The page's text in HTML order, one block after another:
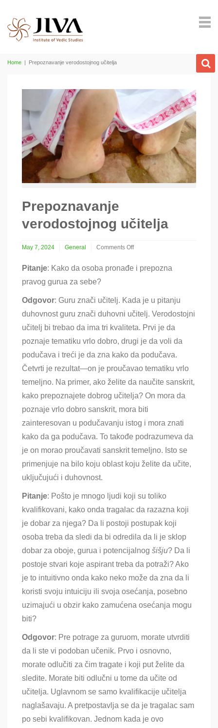
Home | Prepoznavanje verodostojnog učitelja
Prepoznavanje
verodostojnog učitelja
May 7, 2024 General
Comments Off
Prepoznavanje
verodostojnog
učitelja
Pitanje: Kako da osoba pronađe i prepozna
pravog gurua za sebe?
Odgovor: Guru znači učitelj. Kada je u pitanju
duhovnost guru znači duhovni učitelj. Verodostojni
učitelj bi trebao da ima tri kvaliteta. Prvi je da
poznaje tematiku vrlo dobro, drugi je da voli da
podučava i treći je da zna kako da podučava.
Četvrti je rezultat—on je proučavao tematiku vrlo
temeljno. Na primer, ako želite da naučite sanskrit,
kako prepoznajete dobrog učitelja? On mora da
poznaje vrlo dobro sanskrit, mora biti
zainteresovan u podučavanju istog i mora znati
kako da ga podučava. To takođe podrazumeva da
je on morao proučavati sanskrit temeljno. Isto se
primenjuje na bilo koju oblast koju želite da učite,
uključujući i duhovnost.
Pitanje: Pošto je mnogo ljudi koji su toliko
kvalifikovani, kako onda tragalac da razazna koji
je dobar za njega? Da li postoji postupak koji
osoba treba da sledi da bi odredila da li je sklop
dobar za oboje, gurua i potencijalnog šišju? Da li
postoje stvari koje aspirant treba da potraži? Ako
je to intuitivno onda kako neko može da zna da li
koristi svoju intuiciju ili svoja osećanja, posebno
uzimajući u obzir kako zamućena osećanja mogu
biti?
Odgovor: Pre potrage za guruom, morate utvrditi
da li ste vi podoban učenik. Prvo i osnovno,
morate odlučiti za čim tragate i koji put želite da
sledite. Morate biti odlučni u tome da učite od
učitelja. Uglavnom se samo kvalifikacije učitelja
naglašavaju. A pretpostavlja se da je tragalac sam
po sebi kvalifikovan. Jednom kada je ovo